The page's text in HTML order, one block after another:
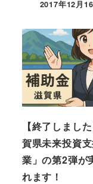
投稿日
2017年12月
【終了しまし
賀県未来投資
業」の第2弾が
れます！